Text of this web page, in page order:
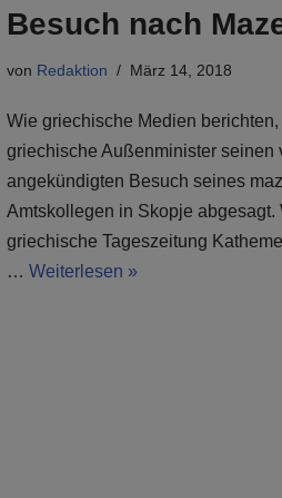
Besuch nach
von Redaktion März 14, 2018
Wie griechische Medien berichten,
griechische Außenminister seinen
angekündigten Besuch seines
Amtskollegen in Skopje abgesagt.
griechische Tageszeitung
… Weiterlesen »